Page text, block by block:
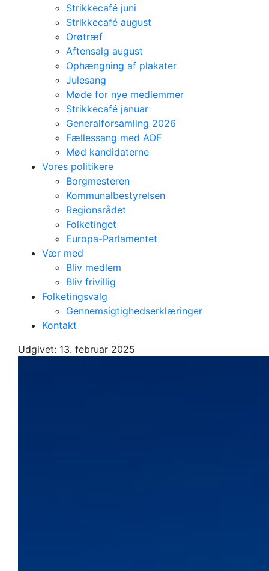
Strikkecafé juni
Strikkecafé august
Orøtræf
Aftensalg august
Ophængning af plakater
Julesang
Møde for nye medlemmer
Strikkecafé januar
Generalforsamling 2026
Fællessang med AOF
Mød kandidaterne
Vores politikere
Borgmesteren
Kommunalbestyrelsen
Regionsrådet
Folketinget
Europa-Parlamentet
Vær med
Bliv medlem
Bliv frivillig
Folketingsvalg
Gennemsigtighedserklæringer
Kontakt
Styrkede rammer
for børn og unge
Udgivet: 13. februar 2025